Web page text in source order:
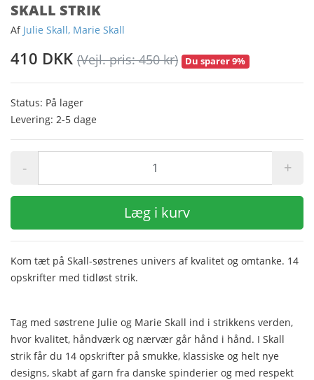
SKALL STRIK
Af Julie Skall, Marie Skall
410 DKK (Vejl. pris: 450 kr) Du sparer 9%
Status: På lager
Levering: 2-5 dage
- +
Læg i kurv
Kom tæt på Skall-søstrenes univers af kvalitet og omtanke. 14
opskrifter med tidløst strik.
Tag med søstrene Julie og Marie Skall ind i strikkens verden,
hvor kvalitet, håndværk og nærvær går hånd i hånd. I Skall
strik får du 14 opskrifter på smukke, klassiske og helt nye
designs, skabt af garn fra danske spinderier og med respekt